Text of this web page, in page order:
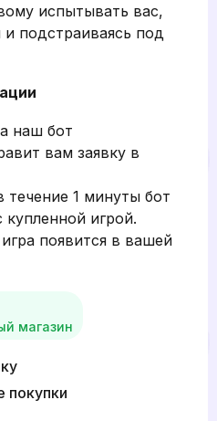
испытывать вас,
подстраиваясь под
наш бот
вам заявку в
1 минуты бот
игрой.
появится в вашей
магазин
покупки